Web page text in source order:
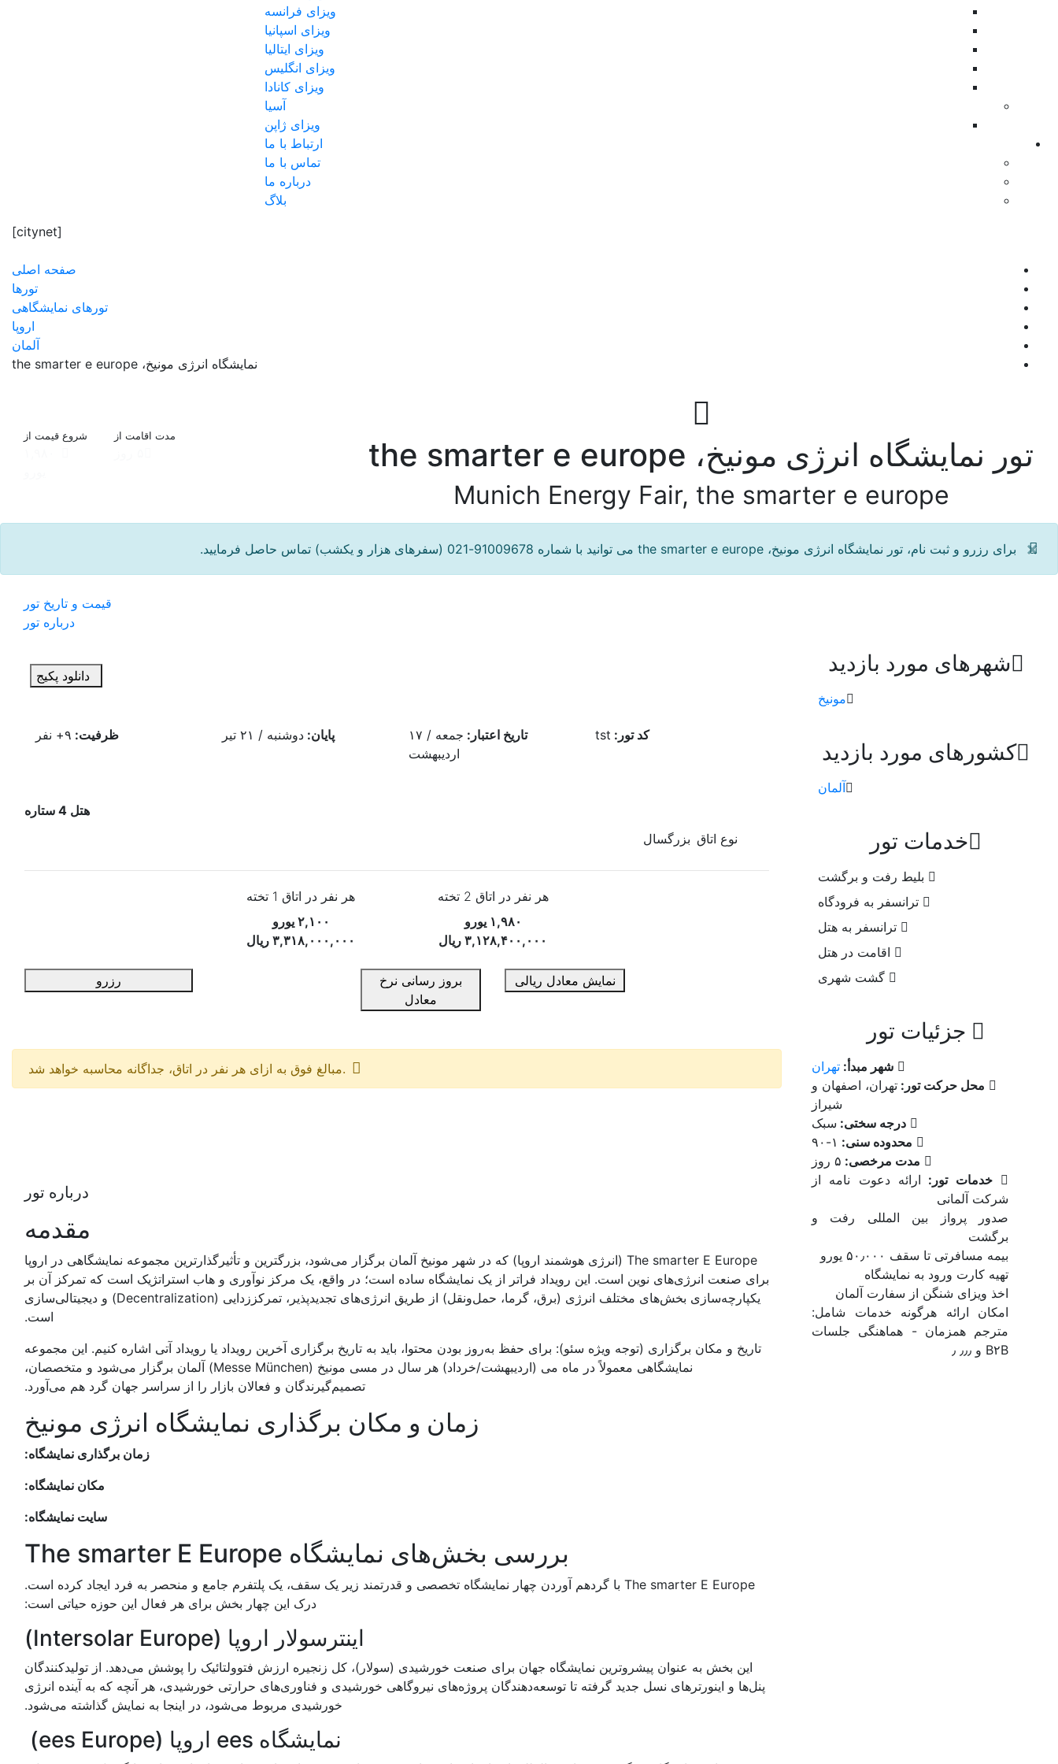
ویزای فرانسه
ویزای اسپانیا
ویزای ایتالیا
ویزای انگلیس
ویزای کانادا
آسیا
ویزای ژاپن
ارتباط با ما
تماس با ما
درباره ما
بلاگ
[citynet]
صفحه اصلی
تورها
تورهای نمایشگاهی
اروپا
آلمان
نمایشگاه انرژی مونیخ، the smarter e europe
تور نمایشگاه انرژی مونیخ، the smarter e europe
Munich Energy Fair, the smarter e europe
مدت اقامت از شروع قیمت از
× برای رزرو و ثبت نام، تور نمایشگاه انرژی مونیخ، the smarter e europe می توانید با شماره 91009678-021 (سفرهای هزار و یکشب) تماس حاصل فرمایید.
قیمت و تاریخ تور
درباره تور
شهرهای مورد بازدید
مونیخ
کشورهای مورد بازدید
آلمان
خدمات تور
بلیط رفت و برگشت
ترانسفر به فرودگاه
ترانسفر به هتل
اقامت در هتل
گشت شهری
جزئیات تور
شهر مبدأ: تهران
محل حرکت تور: تهران، اصفهان و
شیراز
درجه سختی: سبک
محدوده سنی: ۱-۹۰
مدت مرخصی: ۵ روز
خدمات تور: ارائه دعوت نامه از
شرکت آلمانی
صدور پرواز بین المللی رفت و
برگشت
بیمه مسافرتی تا سقف ۵۰٫۰۰۰ یورو
تهیه کارت ورود به نمایشگاه
اخذ ویزای شنگن از سفارت آلمان
امکان ارائه هرگونه خدمات شامل:
مترجم همزمان - هماهنگی جلسات
B۲B و ٫٫٫ ٫
دانلود پکیج
کد تور: tst تاریخ اعتبار:
جمعه / ۱۷
اردیبهشت
پایان: دوشنبه / ۲۱ تیر ظرفیت: +۹ نفر
هتل 4 ستاره
نوع اتاق بزرگسال
هر نفر در اتاق 2 تخته
۱,۹۸۰ یورو
۳,۱۲۸,۴۰۰,۰۰۰ ریال
هر نفر در اتاق 1 تخته
۲,۱۰۰ یورو
۳,۳۱۸,۰۰۰,۰۰۰ ریال
رزرو نمایش معادل ریالی
بروز رسانی نرخ
معادل
.مبالغ فوق به ازای هر نفر در اتاق، جداگانه محاسبه خواهد شد
درباره تور
مقدمه
The smarter E Europe (انرژی هوشمند اروپا) که در شهر مونیخ آلمان برگزار می‌شود، بزرگترین و تأثیرگذارترین مجموعه نمایشگاهی در اروپا
برای صنعت انرژی‌های نوین است. این رویداد فراتر از یک نمایشگاه ساده است؛ در واقع، یک مرکز نوآوری و هاب استراتژیک است که تمرکز آن بر
یکپارچه‌سازی بخش‌های مختلف انرژی (برق، گرما، حمل‌ونقل) از طریق انرژی‌های تجدیدپذیر، تمرکززدایی (Decentralization) و دیجیتالی‌سازی
است.
تاریخ و مکان برگزاری (توجه ویژه سئو): برای حفظ به‌روز بودن محتوا، باید به تاریخ برگزاری آخرین رویداد یا رویداد آتی اشاره کنیم. این مجموعه
نمایشگاهی معمولاً در ماه می (اردیبهشت/خرداد) هر سال در مسی مونیخ (Messe München) آلمان برگزار می‌شود و متخصصان،
تصمیم‌گیرندگان و فعالان بازار را از سراسر جهان گرد هم می‌آورد.
زمان و مکان برگذاری نمایشگاه انرژی مونیخ
زمان برگذاری نمایشگاه:
مکان نمایشگاه:
سایت نمایشگاه:
بررسی بخش‌های نمایشگاه The smarter E Europe
The smarter E Europe با گردهم آوردن چهار نمایشگاه تخصصی و قدرتمند زیر یک سقف، یک پلتفرم جامع و منحصر به فرد ایجاد کرده است.
درک این چهار بخش برای هر فعال این حوزه حیاتی است:
اینترسولار اروپا (Intersolar Europe)
این بخش به عنوان پیشروترین نمایشگاه جهان برای صنعت خورشیدی (سولار)، کل زنجیره ارزش فتوولتائیک را پوشش می‌دهد. از تولیدکنندگان
پنل‌ها و اینورترهای نسل جدید گرفته تا توسعه‌دهندگان پروژه‌های نیروگاهی خورشیدی و فناوری‌های حرارتی خورشیدی، هر آنچه که به آینده انرژی
خورشیدی مربوط می‌شود، در اینجا به نمایش گذاشته می‌شود.
نمایشگاه ees اروپا (ees Europe)